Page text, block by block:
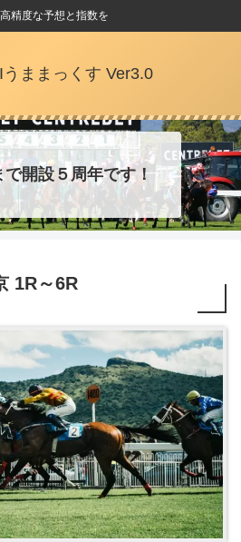
精度な予想と指数を
ままっくす Ver3.0
で開設５周年です！
1R～6R